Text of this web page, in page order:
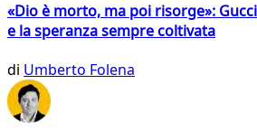
«Dio è morto, ma poi risorge»:
e la speranza sempre coltivata
di Umberto Folena